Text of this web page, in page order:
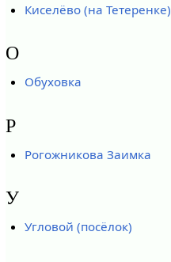
Киселёво (на Тетеренке)
О
Обуховка
Р
Рогожникова Заимка
У
Угловой (посёлок)